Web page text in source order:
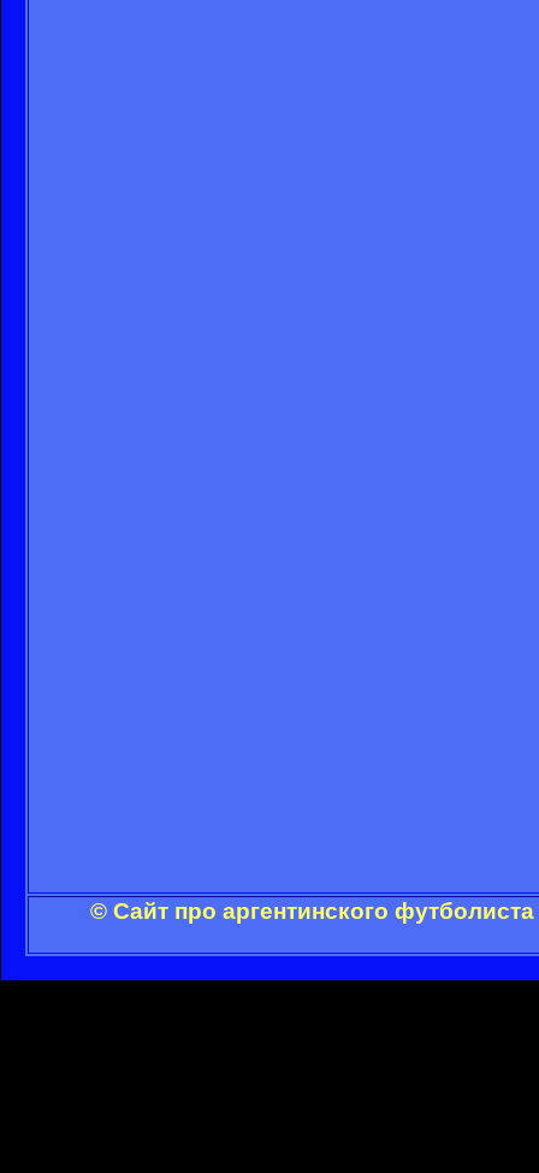
© Сайт про аргентинского